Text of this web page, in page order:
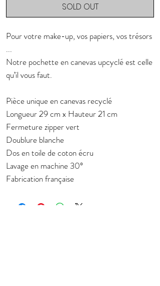
SOLD OUT
Pour votre make-up, vos papiers, vos trésors
...
Notre pochette en canevas upcyclé est celle
qu’il vous faut.
Pièce unique en canevas recyclé
Longueur 29 cm x Hauteur 21 cm
Fermeture zipper vert
Doublure blanche
Dos en toile de coton écru
Lavage en machine 30°
Fabrication française